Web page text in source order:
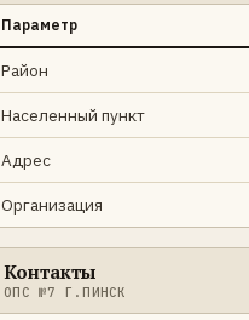
Параметр
Район
Населенный пункт
Адрес
Организация
Контакты
ОПС №7 Г.ПИНСК